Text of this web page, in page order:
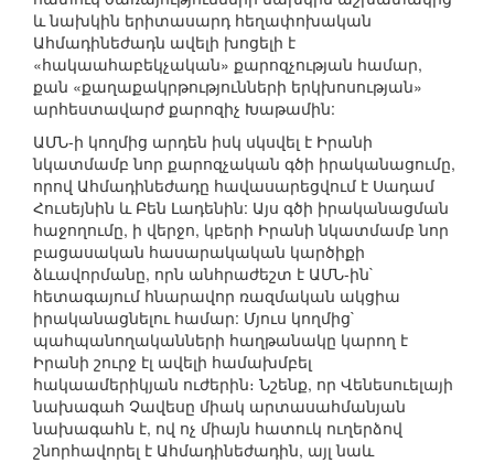
և նախկին երիտասարդ հեղափոխական
Ահմադինեժադն ավելի խոցելի է
«հակաահաբեկչական» քարոզչության համար,
քան «քաղաքակրթությունների երկխոսության»
արհեստավարժ քարոզիչ Խաթամին:
ԱՄՆ-ի կողմից արդեն իսկ սկսվել է Իրանի
նկատմամբ նոր քարոզչական գծի իրականացումը,
որով Ահմադինեժադը հավասարեցվում է Սադամ
Հուսեյնին և Բեն Լադենին: Այս գծի իրականացման
հաջողումը, ի վերջո, կբերի Իրանի նկատմամբ նոր
բացասական հասարակական կարծիքի
ձևավորմանը, որն անհրաժեշտ է ԱՄՆ-ին`
հետագայում հնարավոր ռազմական ակցիա
իրականացնելու համար: Մյուս կողմից`
պահպանողականների հաղթանակը կարող է
Իրանի շուրջ էլ ավելի համախմբել
հակաամերիկյան ուժերին։ Նշենք, որ Վենեսուելայի
նախագահ Չավեսը միակ արտասահմանյան
նախագահն է, ով ոչ միայն հատուկ ուղերձով
շնորհավորել է Ահմադինեժադին, այլ նաև